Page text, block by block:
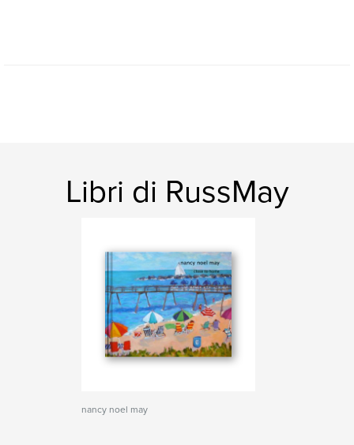
Libri di RussMay
nancy noel may